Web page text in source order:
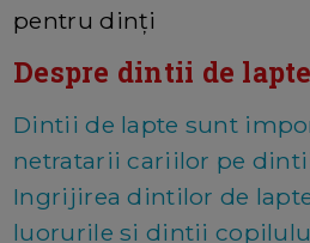
pentru dinți
Despre dintii de
Dintii de lapte sunt
netratarii cariilor pe
Ingrijirea dintilor de
luorurile si dintii